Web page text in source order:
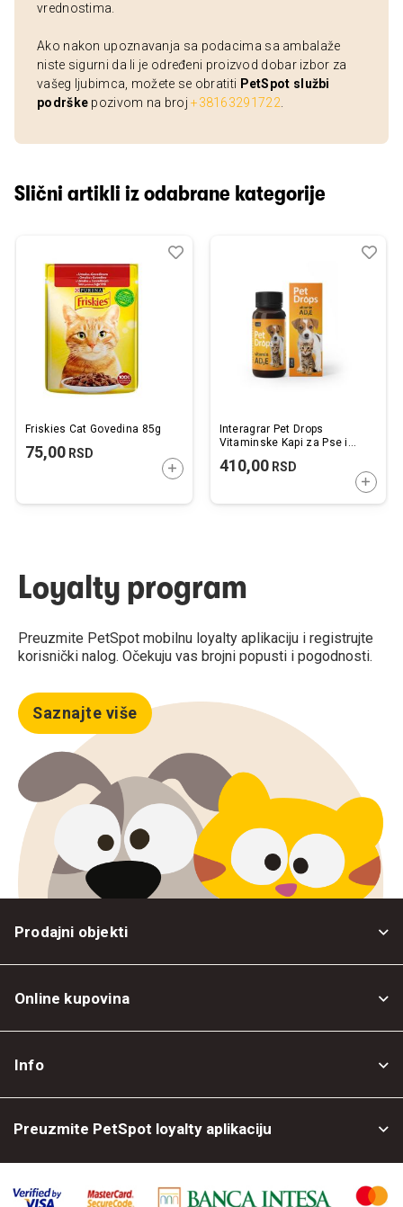
vrednostima.
Ako nakon upoznavanja sa podacima sa ambalaže
niste sigurni da li je određeni proizvod dobar izbor za
vašeg ljubimca, možete se obratiti PetSpot službi
podrške pozivom na broj+38163291722
Slični artikli iz odabrane kategorije
Friskies Cat Govedina 85g
75,00 RSD
DODAJTE U KORPU
Dodaj
Uporedi
Interagrar Pet Drops
Vitaminske Kapi za Pse i
410,00RSD
Loyalty program
Preuzmite PetSpot mobilnu loyalty aplikaciju i registrujte
korisnički nalog. Očekuju vas brojni popusti i pogodnosti.
Saznajte više
Prodajni objekti
Online kupovina
Info
Preuzmite PetSpot loyalty aplikaciju